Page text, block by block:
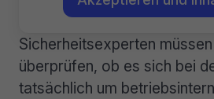
Sicherheitsexperten
überprüfen, ob es sich bei
tatsächlich um